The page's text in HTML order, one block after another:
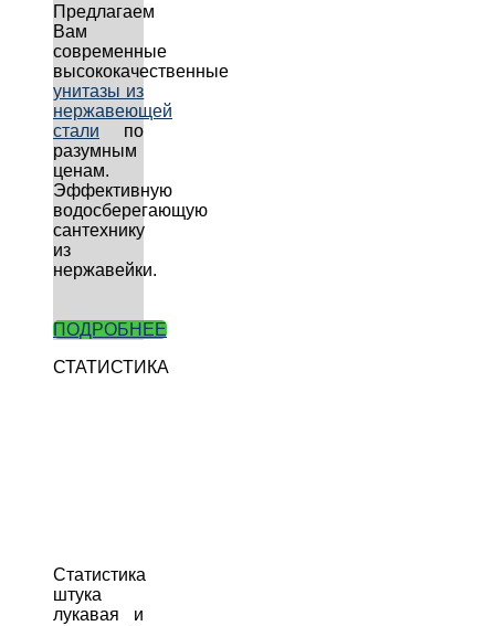
Предлагаем
Вам
современные
высококачественные
унитазы из
нержавеющей
стали по
разумным
ценам.
Эффективную
водосберегающую
сантехнику
из
нержавейки.
ПОДРОБНЕЕ
СТАТИСТИКА
Статистика
штука
лукавая и